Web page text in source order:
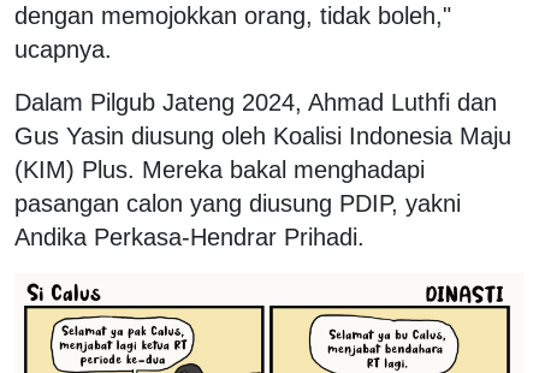
dengan memojokkan orang, tidak boleh,"
ucapnya.
Dalam Pilgub Jateng 2024, Ahmad Luthfi dan
Gus Yasin diusung oleh Koalisi Indonesia Maju
(KIM) Plus. Mereka bakal menghadapi
pasangan calon yang diusung PDIP, yakni
Andika Perkasa-Hendrar Prihadi.